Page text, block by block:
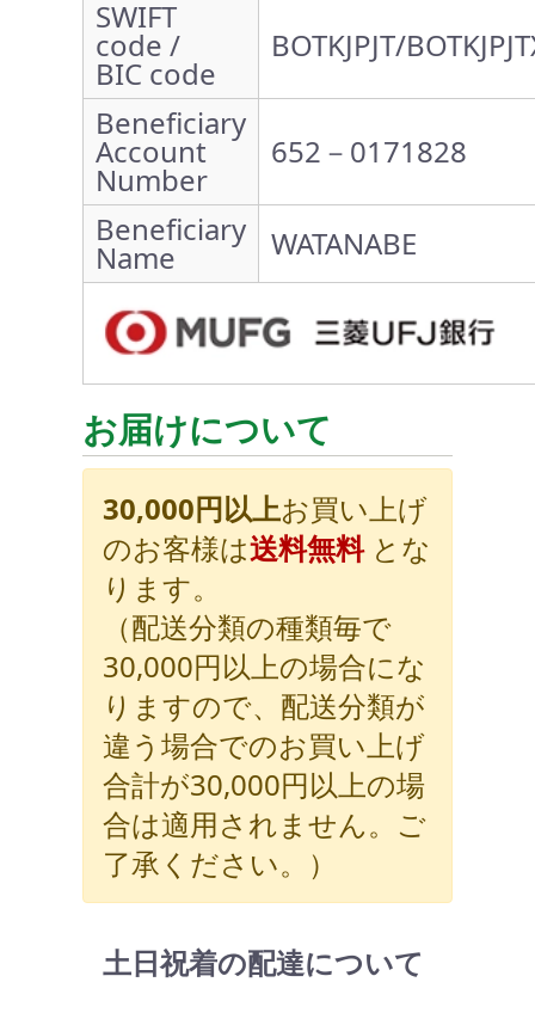
SWIFT
code /
BIC code
BOTKJPJT/
Beneficiary
Account
Number
652－0171828
Beneficiary
Name WATANABE
お届けについて
30,000円以上お買い上げ
のお客様は送料無料とな
ります。
（配送分類の種類毎で
30,000円以上の場合にな
りますので、配送分類が
違う場合でのお買い上げ
合計が30,000円以上の場
合は適用されません。ご
了承ください。）
土日祝着の配達について